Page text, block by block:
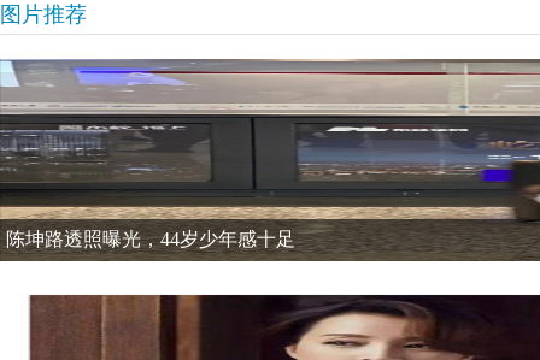
图片推荐
陈坤路透照曝光，44岁少年感十足